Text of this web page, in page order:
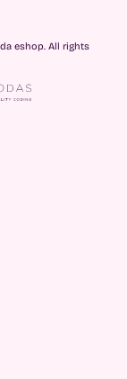
eshop. All rights